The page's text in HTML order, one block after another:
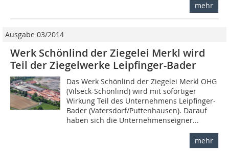
mehr
Ausgabe 03/2014
Werk Schönlind der Ziegelei Merkl wird
Teil der Ziegelwerke Leipfinger-Bader
Das Werk Schönlind der Ziegelei Merkl OHG
(Vilseck-Schönlind) wird mit sofortiger
Wirkung Teil des Unternehmens Leipfinger-
Bader (Vatersdorf/Puttenhausen). Darauf
haben sich die Unternehmenseigner...
mehr